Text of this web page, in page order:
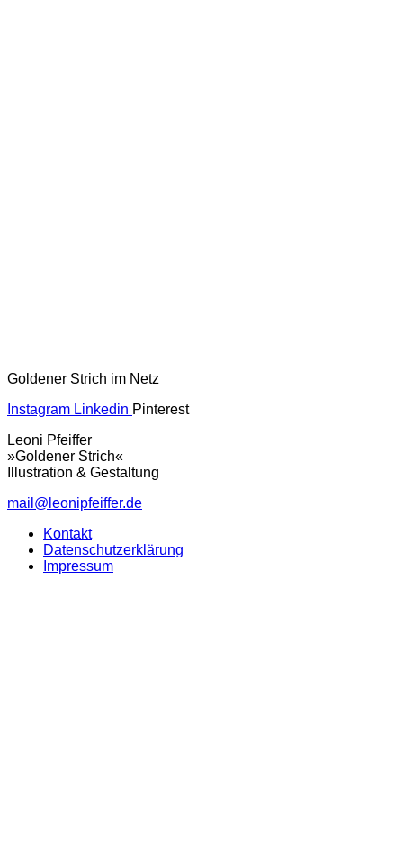
Goldener Strich im Netz
Instagram Linkedin Pinterest
Leoni Pfeiffer
»Goldener Strich«
Illustration & Gestaltung
mail@leonipfeiffer.de
Kontakt
Datenschutzerklärung
Impressum